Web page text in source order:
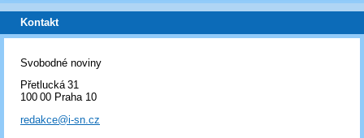
Kontakt
Svobodné noviny
Přetlucká 31
100 00 Praha 10
redakce@i-sn.cz